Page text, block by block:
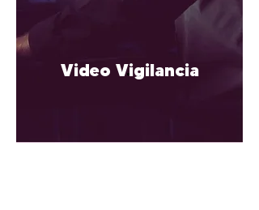
_
Video Vigilancia